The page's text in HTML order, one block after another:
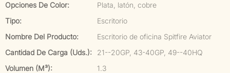
Opciones De Color:
Plata, latón, cobre
Tipo:
Escritorio
Nombre Del Producto:
Escritorio de oficina Spitfire Aviator
Cantidad De Carga (uds.):
21--20GP, 43-40GP, 49--40HQ
Volumen (m³):
1.3